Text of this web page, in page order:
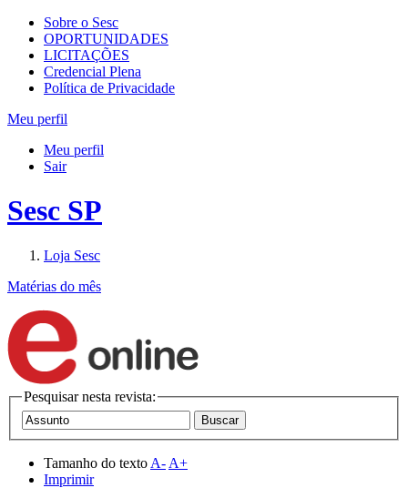
Sobre o Sesc
OPORTUNIDADES
LICITAÇÕES
Credencial Plena
Política de Privacidade
Meu perfil
Meu perfil
Sair
Sesc SP
Loja Sesc
Matérias do mês
Pesquisar nesta revista:
Tamanho do texto A- A+
Imprimir